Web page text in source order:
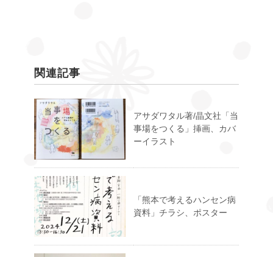
関連記事
アサダワタル著/晶文社「当
事場をつくる」挿画、カバ
ーイラスト
「熊本で考えるハンセン病
資料」チラシ、ポスター